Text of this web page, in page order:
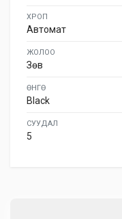
ХРОП
Автомат
ЖОЛОО
Зөв
ӨНГӨ
Black
СУУДАЛ
5